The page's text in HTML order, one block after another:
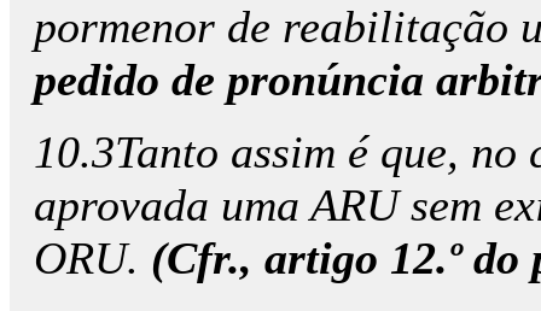
pormenor de reabilitação
pedido de pronúncia
10.3Tanto assim é que,
aprovada uma ARU sem
ORU. (Cfr., artigo 12.º